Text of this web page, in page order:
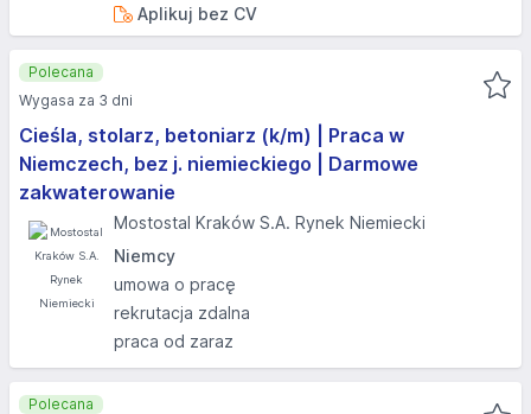
Aplikuj bez CV
Cieśla, stolarz, betoniarz (k/m) | Praca w
Niemczech, bez j. niemieckiego | Darmowe
zakwaterowanie
Mostostal Kraków S.A. Rynek Niemiecki
Niemcy
umowa o pracę
rekrutacja zdalna
praca od zaraz
Polecana
Wygasa za 3 dni
Polecana